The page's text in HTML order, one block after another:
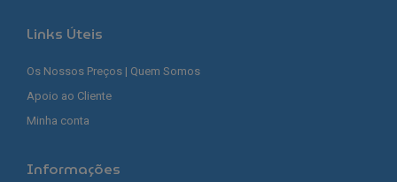
Links Úteis
Os Nossos Preços | Quem Somos
Apoio ao Cliente
Minha conta
Informações